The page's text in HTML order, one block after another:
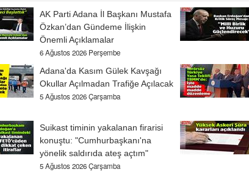
AK Parti Adana İl Başkanı Mustafa
Özkan’dan Gündeme İlişkin
Önemli Açıklamalar
6 Ağustos 2026 Perşembe
Adana'da Kasım Gülek Kavşağı
Okullar Açılmadan Trafiğe Açılacak
5 Ağustos 2026 Çarşamba
Suikast timinin yakalanan firarisi
konuştu: "Cumhurbaşkanı'na
yönelik saldırıda ateş açtım"
5 Ağustos 2026 Çarşamba